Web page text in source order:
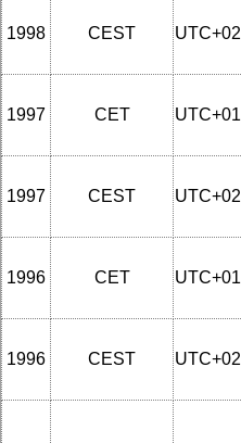
1998 CEST UTC+02
1997 CET UTC+01
1997 CEST UTC+02
1996 CET UTC+01
1996 CEST UTC+02